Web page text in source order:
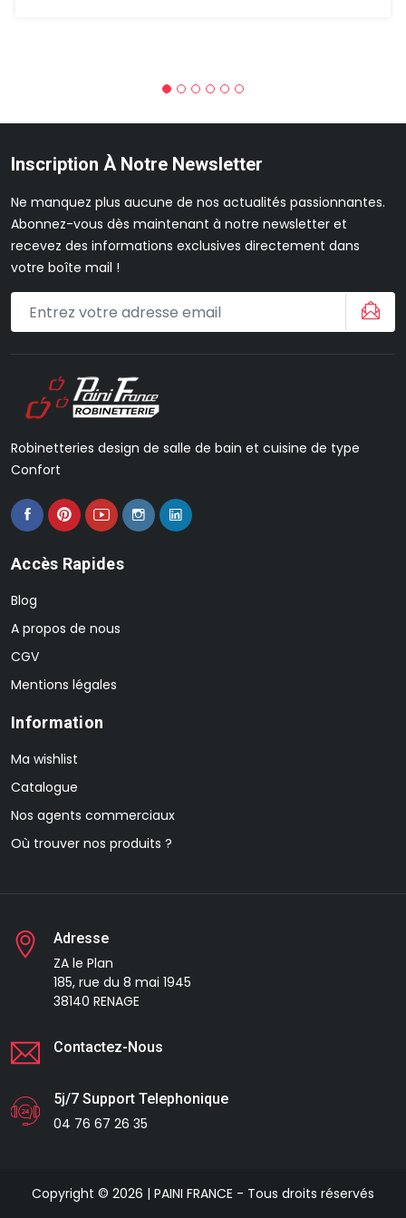
Inscription À Notre Newsletter
Ne manquez plus aucune de nos actualités passionnantes.
Abonnez-vous dès maintenant à notre newsletter et
recevez des informations exclusives directement dans
votre boîte mail !
Robinetteries design de salle de bain et cuisine de type
Confort
Accès Rapides
Blog
A propos de nous
CGV
Mentions légales
Information
Ma wishlist
Catalogue
Nos agents commerciaux
Où trouver nos produits ?
Adresse
ZA le Plan
185, rue du 8 mai 1945
38140 RENAGE
Contactez-Nous
5j/7 Support Telephonique
04 76 67 26 35
Copyright © 2026 | PAINI FRANCE - Tous droits réservés